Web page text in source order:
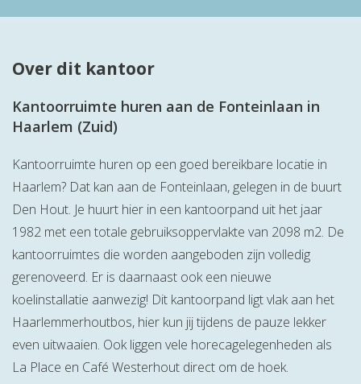
Over dit kantoor
Kantoorruimte huren aan de Fonteinlaan in
Haarlem (Zuid)
Kantoorruimte huren op een goed bereikbare locatie in
Haarlem? Dat kan aan de Fonteinlaan, gelegen in de buurt
Den Hout. Je huurt hier in een kantoorpand uit het jaar
1982 met een totale gebruiksoppervlakte van 2098 m2. De
kantoorruimtes die worden aangeboden zijn volledig
gerenoveerd. Er is daarnaast ook een nieuwe
koelinstallatie aanwezig! Dit kantoorpand ligt vlak aan het
Haarlemmerhoutbos, hier kun jij tijdens de pauze lekker
even uitwaaien. Ook liggen vele horecagelegenheden als
La Place en Café Westerhout direct om de hoek.